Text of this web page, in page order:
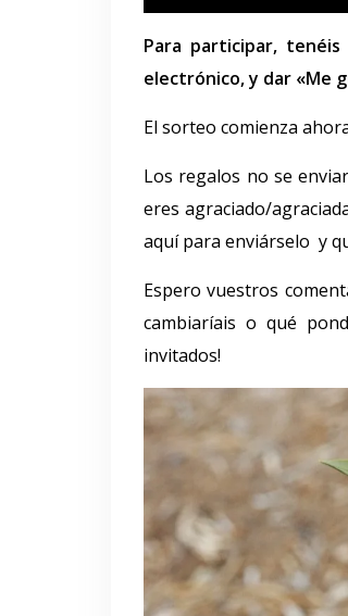
Para participar,
electrónico, y dar «Me
El sorteo comienza
Los regalos no se
eres agraciado/
aquí para enviárselo y
Espero vuestros
cambiaríais o qué
invitados!